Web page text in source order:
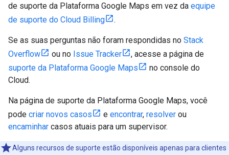
de suporte da Plataforma Google Maps em vez da equipe
de suporte do Cloud Billing
.
Se as suas perguntas não foram respondidas no Stack
Overflow
ou no Issue Tracker
, acesse a página de
suporte da Plataforma Google Maps
no console do
Cloud.
Na página de suporte da Plataforma Google Maps, você
pode criar novos casos e encontrar, resolver ou
encaminhar casos atuais para um supervisor.
Alguns recursos de suporte estão disponíveis apenas para clientes